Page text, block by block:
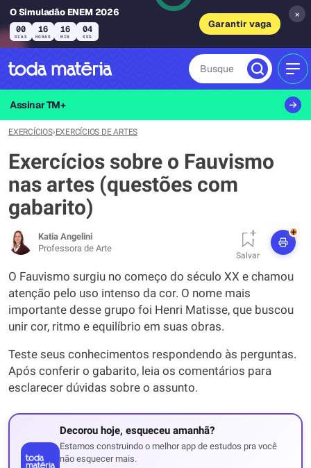
O Simuladão ENEM 2026
00
DIAS
16
HORAS
16
MIN
03
SEG
Garantir vaga
×
Busque
Assinar TM+
EXERCÍCIOS›EXERCÍCIOS DE ARTES
Exercícios sobre o Fauvismo
nas artes (questões com
gabarito)
Katia Angelini
Professora de Arte
Salvar
+
O Fauvismo surgiu no começo do século XX e chamou
atenção pelo uso intenso da cor. O nome mais
importante desse grupo foi Henri Matisse, que buscou
unir cor, ritmo e equilíbrio em suas obras.
Teste seus conhecimentos respondendo às perguntas.
Após conferir o gabarito, leia os comentários para
esclarecer dúvidas sobre o assunto.
Decorou hoje, esqueceu amanhã?
Estamos construindo o melhor app de estudos pra você
não esquecer mais.